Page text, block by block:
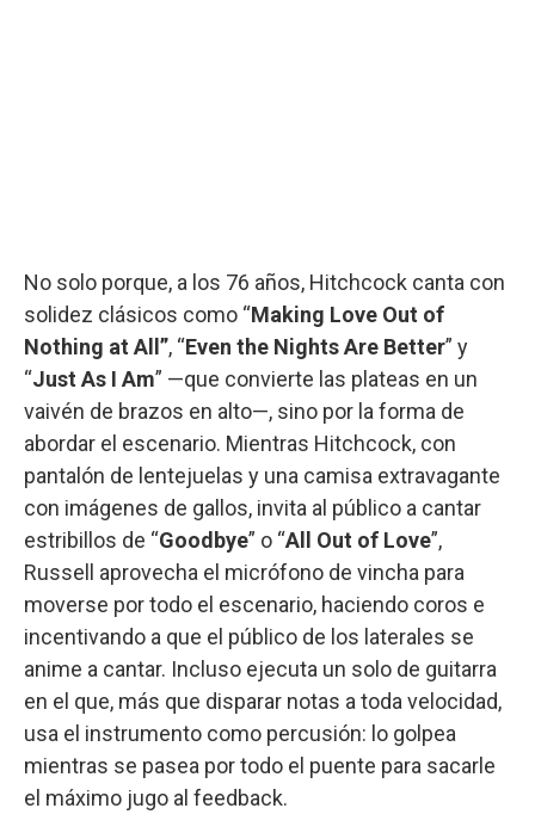
No solo porque, a los 76 años, Hitchcock canta con
solidez clásicos como “Making Love Out of
Nothing at All”, “Even the Nights Are Better” y
“Just As I Am” —que convierte las plateas en un
vaivén de brazos en alto—, sino por la forma de
abordar el escenario. Mientras Hitchcock, con
pantalón de lentejuelas y una camisa extravagante
con imágenes de gallos, invita al público a cantar
estribillos de “Goodbye” o “All Out of Love”,
Russell aprovecha el micrófono de vincha para
moverse por todo el escenario, haciendo coros e
incentivando a que el público de los laterales se
anime a cantar. Incluso ejecuta un solo de guitarra
en el que, más que disparar notas a toda velocidad,
usa el instrumento como percusión: lo golpea
mientras se pasea por todo el puente para sacarle
el máximo jugo al feedback.